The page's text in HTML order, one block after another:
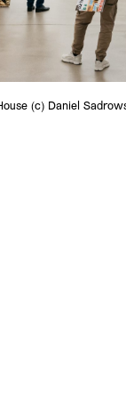
(c) Daniel